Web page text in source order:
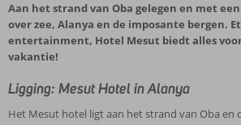
Aan het strand van Oba gelegen en met
over zee, Alanya en de imposante bergen.
entertainment, Hotel Mesut biedt alles
vakantie!
Ligging: Mesut Hotel in Alanya
Het Mesut hotel ligt aan het strand van Oba en